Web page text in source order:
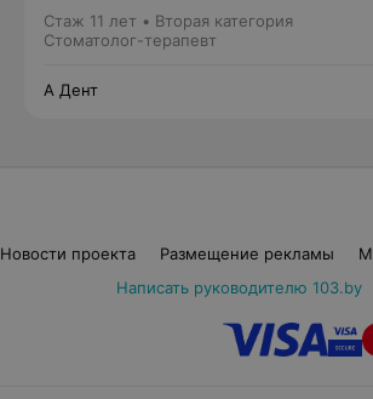
Стаж 11 лет • Вторая категория
Стоматолог-терапевт
А Дент
Новости проекта Размещение рекламы
Написать руководителю 103.by